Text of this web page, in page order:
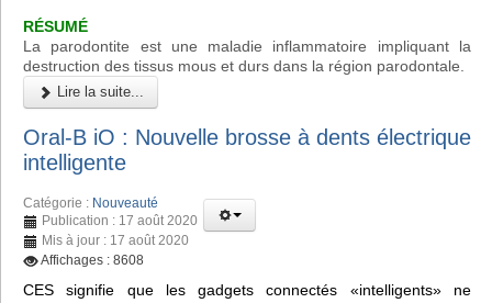
RÉSUMÉ
La parodontite est une maladie inflammatoire impliquant la
destruction des tissus mous et durs dans la région parodontale.
Lire la suite...
Oral-B iO : Nouvelle brosse à dents électrique
intelligente
Catégorie : Nouveauté
Publication : 17 août 2020
Mis à jour : 17 août 2020
Affichages : 8608
CES signifie que les gadgets connectés «intelligents» ne